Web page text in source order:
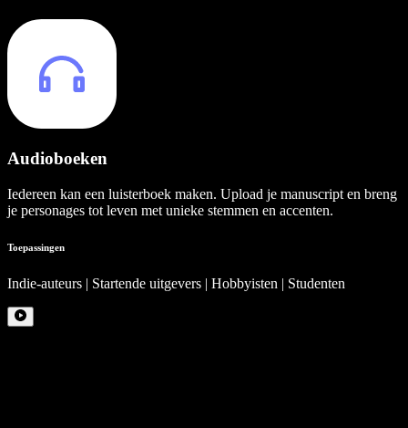
Audioboeken
Iedereen kan een luisterboek maken. Upload je manuscript en breng
je personages tot leven met unieke stemmen en accenten.
Toepassingen
Indie-auteurs | Startende uitgevers | Hobbyisten | Studenten